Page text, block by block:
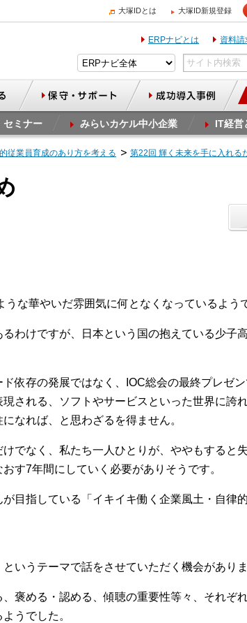
大塚IDとは 大塚ID新規登録
ERPナビとは 資料
セミナー みらいカケル中小企業 IT経営
従業員育成のあり方を考える 第22回 輝く未来を手に入れる
な華やいだ雰囲気に何となくなっているよう
わけですが、日本という国の抱えている少子
依存の発展ではなく、IOC総会の最終プレゼ
される、ソフトやサービスといった世界に誇
なれば、と思わざるを得ません。
でなく、私たち一人ひとりが、ややもすると
す7年間にしていく必要がありそうです。
目指している「イキイキ働く企業風土・自律的
いうテーマで話をさせていただく機会がありま
褒める・認める、傾聴の重要性等々、それぞ
うでした。